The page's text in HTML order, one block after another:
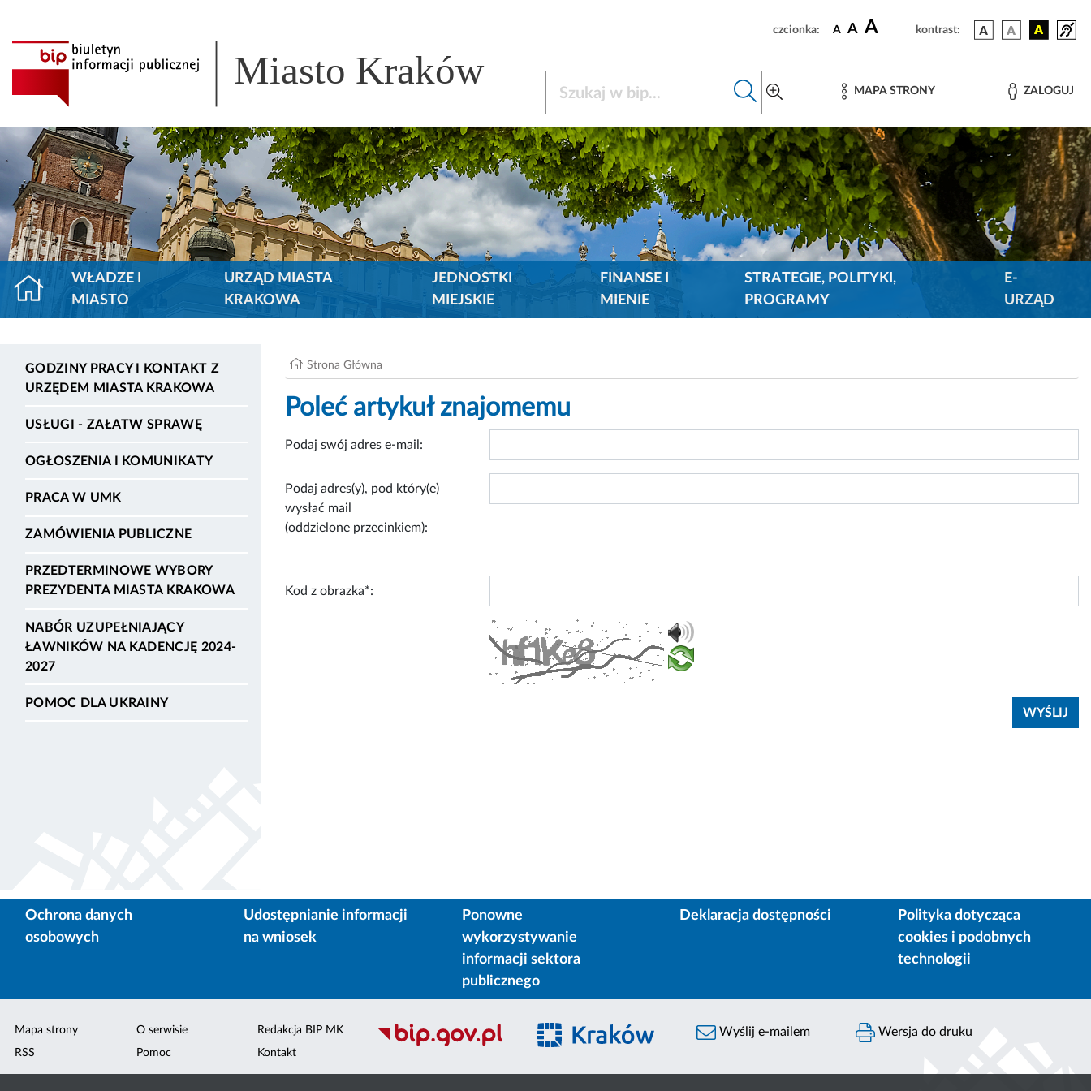
czcionka: A A A kontrast:
Miasto Kraków MAPA STRONY ZALOGUJ
WŁADZE I
MIASTO
URZĄD MIASTA
KRAKOWA
JEDNOSTKI
MIEJSKIE
FINANSE I
MIENIE
STRATEGIE, POLITYKI,
PROGRAMY
E-
URZĄD
GODZINY PRACY I KONTAKT Z
URZĘDEM MIASTA KRAKOWA
USŁUGI - ZAŁATW SPRAWĘ
OGŁOSZENIA I KOMUNIKATY
PRACA W UMK
ZAMÓWIENIA PUBLICZNE
PRZEDTERMINOWE WYBORY
PREZYDENTA MIASTA KRAKOWA
NABÓR UZUPEŁNIAJĄCY
ŁAWNIKÓW NA KADENCJĘ 2024-
2027
POMOC DLA UKRAINY
Strona Główna
Poleć artykuł znajomemu
Podaj swój adres e-mail:
Podaj adres(y), pod który(e)
wysłać mail
(oddzielone przecinkiem):
Kod z obrazka*:
Ochrona danych
osobowych
Udostępnianie informacji
na wniosek
Ponowne
wykorzystywanie
informacji sektora
publicznego
Deklaracja dostępności
Polityka dotycząca
cookies i podobnych
technologii
Mapa strony
RSS
O serwisie
Pomoc
Redakcja BIP MK
Kontakt
Wyślij e-mailem Wersja do druku